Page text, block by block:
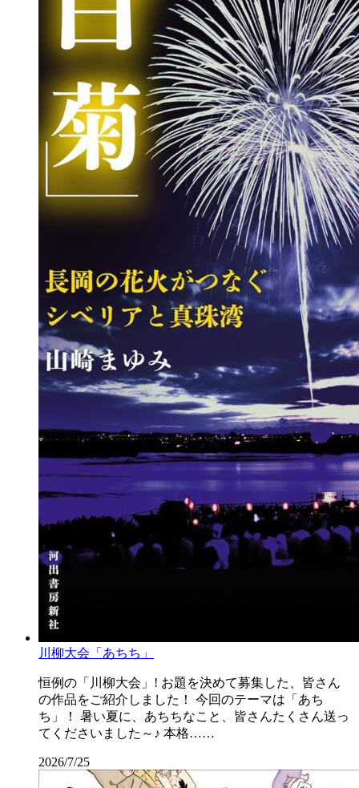
川柳大会「あちち」
恒例の「川柳大会」! お題を決めて募集した、皆さん
の作品をご紹介しました！ 今回のテーマは「あち
ち」！ 暑い夏に、あちちなこと、皆さんたくさん送っ
てくださいました～♪ 本格……
2026/7/25